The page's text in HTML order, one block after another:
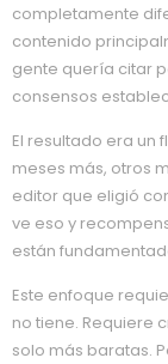
completamente
contenido
gente quería citar
consensos
El resultado era un
meses más, otros
editor que eligió
ve eso y
están
Este enfoque
no tiene. Requiere
solo más baratas.